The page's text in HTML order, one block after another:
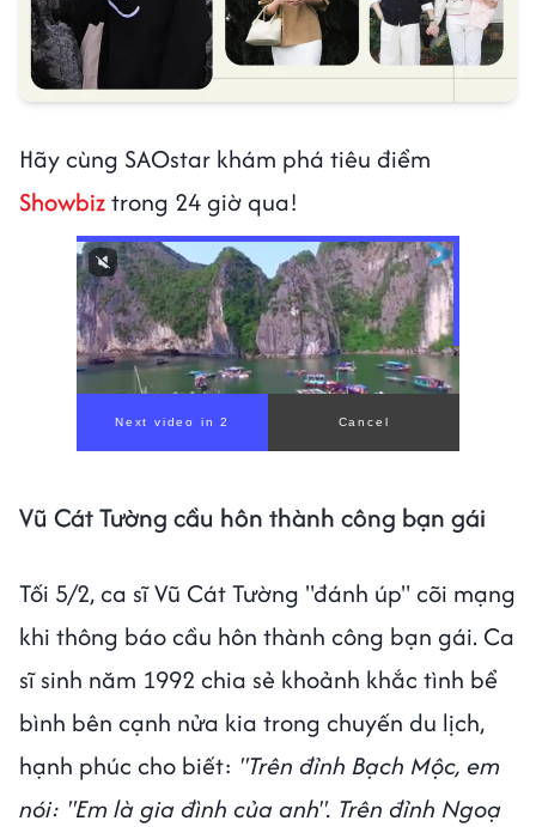
Hãy cùng SAOstar khám phá tiêu điểm
Showbiztrong 24 giờ qua!
Vũ Cát Tường cầu hôn thành công bạn gái
Tối 5/2, ca sĩ Vũ Cát Tường "đánh úp" cõi mạng
khi thông báo cầu hôn thành công bạn gái. Ca
sĩ sinh năm 1992 chia sẻ khoảnh khắc tình bể
bình bên cạnh nửa kia trong chuyến du lịch,
hạnh phúc cho biết: "Trên đỉnh Bạch Mộc, em
nói: "Em là gia đình của anh". Trên đỉnh Ngoạ